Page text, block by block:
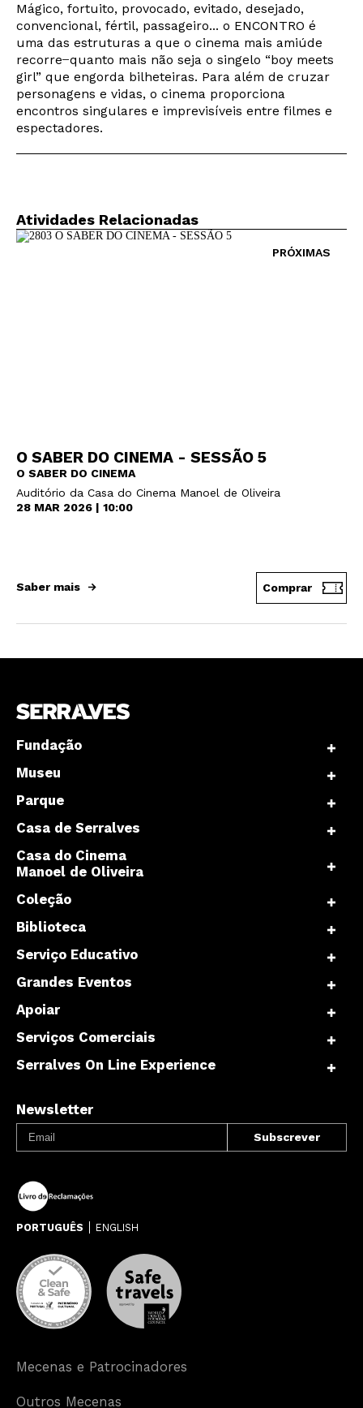
Mágico, fortuito, provocado, evitado, desejado,
convencional, fértil, passageiro... o ENCONTRO é
uma das estruturas a que o cinema mais amiúde
recorre ̶ quanto mais não seja o singelo “boy meets
girl” que engorda bilheteiras. Para além de cruzar
personagens e vidas, o cinema proporciona
encontros singulares e imprevisíveis entre filmes e
espectadores.
Atividades Relacionadas
PRÓXIMAS
O SABER DO CINEMA - SESSÃO 5
O SABER DO CINEMA
Auditório da Casa do Cinema Manoel de Oliveira
28 MAR 2026 | 10:00
Saber mais Comprar
Fundação
Museu
Parque
Casa de Serralves
Casa do Cinema
Manoel de Oliveira
Coleção
Biblioteca
Serviço Educativo
Grandes Eventos
Apoiar
Serviços Comerciais
Serralves On Line Experience
Newsletter
PORTUGUÊS ENGLISH
Mecenas e Patrocinadores
Outros Mecenas